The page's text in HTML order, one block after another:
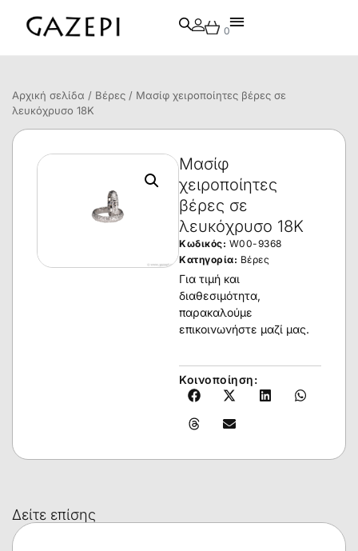
0
Αρχική σελίδα / Βέρες / Μασίφ χειροποίητες βέρες σε
λευκόχρυσο 18Κ
Μασίφ
χειροποίητες
βέρες σε
λευκόχρυσο 18Κ
Κωδικός: W00-9368
Κατηγορία: Βέρες
Για τιμή και
διαθεσιμότητα,
παρακαλούμε
επικοινωνήστε μαζί μας.
Κοινοποίηση:
Δείτε επίσης